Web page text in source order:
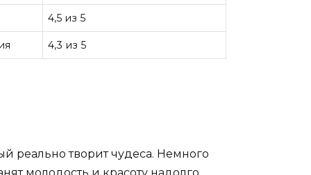
4,5 из 5
4,3 из 5
реально творит чудеса. Немного